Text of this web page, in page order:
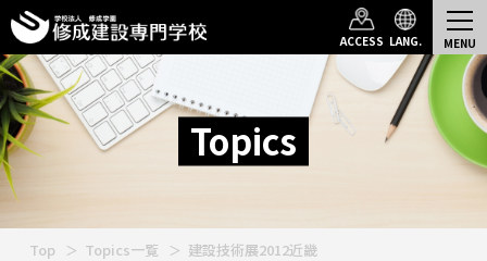
ACCESS LANG.
Topics
Top Topics一覧 建設技術展2012近畿